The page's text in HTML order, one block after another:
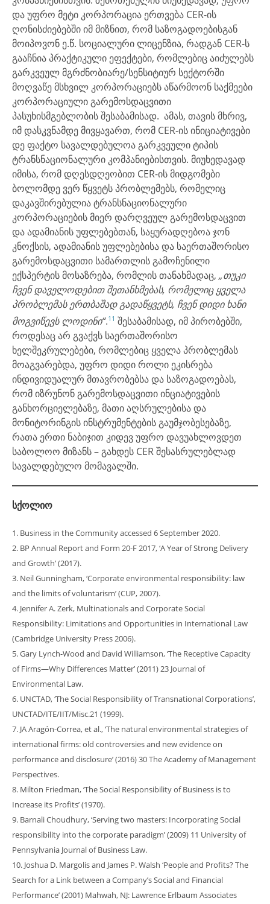
და უფრო მეტი კორპორაცია ერთვება CER-ის
ღონისძიებებში იმ მიზნით, რომ საზოგადოებისგან
მოიპოვონ ე.წ. სოციალური ლიცენზია, რადგან CER-ს
გააჩნია პრაქტიკული ეფექტები, რომლებიც აიძულებს
გარკვეულ მგრძნობიარე/სენსიტიურ სექტორში
მოღვაწე მსხვილ კორპორაციებს აწარმოონ საქმეები
კორპორაციული გარემოსდაცვითი
პასუხისმგებლობის შესაბამისად. ამას, თავის მხრივ,
იმ დასკვნამდე მივყავართ, რომ CER-ის ინიციატივები
დე ფაქტო სავალდებულოა გარკვეული ტიპის
ტრანსნაციონალური კომპანიებისთვის. მიუხედავად
იმისა, რომ დღესდღეობით CER-ის მიდგომები
ბოლომდე ვერ წყვეტს პრობლემებს, რომელიც
დაკავშირებულია ტრანსნაციონალური
კორპორაციების მიერ დარღვეულ გარემოსდაცვით
და ადამიანის უფლებებთან, საყურადღებოა ჯონ
კნოქსის, ადამიანის უფლებებისა და საერთაშორისო
გარემოსდაცვითი სამართლის გამოჩენილი
ექსპერტის მოსაზრება, რომლის თანახმადაც, „თუკი
ჩვენ დაველოდებით შეთანხმებას, რომელიც ყველა
პრობლემას ერთბაშად გადაწყვეტს, ჩვენ დიდი ხანი
მოგვიწევს ლოდინი“.11 შესაბამისად, იმ პირობებში,
როდესაც არ გვაქვს საერთაშორისო
ხელშეკრულებები, რომლებიც ყველა პრობლემას
მოაგვარებდა, უფრო დიდი როლი ეკისრება
ინდივიდუალურ მთავრობებსა და საზოგადოებას,
რომ იზრუნონ გარემოსდაცვითი ინციატივების
განხორციელებაზე, მათი აღსრულებისა და
მონიტორინგის ინსტრუმენტების გაუმჯობესებაზე,
რათა ერთი ნაბიჯით კიდევ უფრო დავუახლოვდეთ
საბოლოო მიზანს – გახდეს CER შესასრულებლად
სავალდებულო მომავალში.
სქოლიო
1. Business in the Communityaccessed 6 September 2020.
2. BP Annual Report and Form 20-F 2017, ‘A Year of Strong Delivery
and Growth’ (2017).
3. Neil Gunningham, ‘Corporate environmental responsibility: law
and the limits of voluntarism’ (CUP, 2007).
4. Jennifer A. Zerk, Multinationals and Corporate Social
Responsibility: Limitations and Opportunities in International Law
(Cambridge University Press 2006).
5. Gary Lynch-Wood and David Williamson, ‘The Receptive Capacity
of Firms—Why Differences Matter’ (2011) 23 Journal of
Environmental Law.
6. UNCTAD, ‘The Social Responsibility of Transnational Corporations’,
UNCTAD/ITE/IIT/Misc.21 (1999).
7. JA Aragón-Correa, et al., ‘The natural environmental strategies of
international firms: old controversies and new evidence on
performance and disclosure’ (2016) 30 The Academy of Management
Perspectives.
8. Milton Friedman, ‘The Social Responsibility of Business is to
Increase its Profits’ (1970).
9. Barnali Choudhury, ‘Serving two masters: Incorporating Social
responsibility into the corporate paradigm’ (2009) 11 University of
Pennsylvania Journal of Business Law.
10. Joshua D. Margolis and James P. Walsh ‘People and Profits? The
Search for a Link between a Company’s Social and Financial
Performance’ (2001) Mahwah, NJ: Lawrence Erlbaum Associates